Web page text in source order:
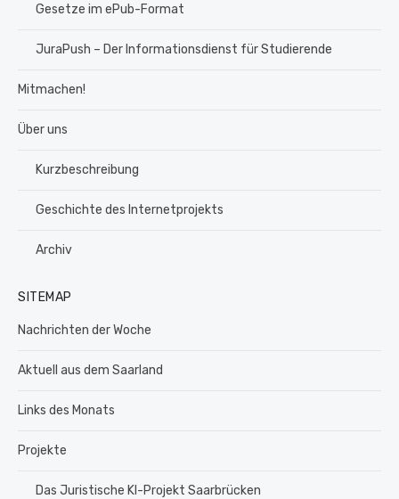
Gesetze im ePub-Format
JuraPush – Der Informationsdienst für Studierende
Mitmachen!
Über uns
Kurzbeschreibung
Geschichte des Internetprojekts
Archiv
SITEMAP
Nachrichten der Woche
Aktuell aus dem Saarland
Links des Monats
Projekte
Das Juristische KI-Projekt Saarbrücken